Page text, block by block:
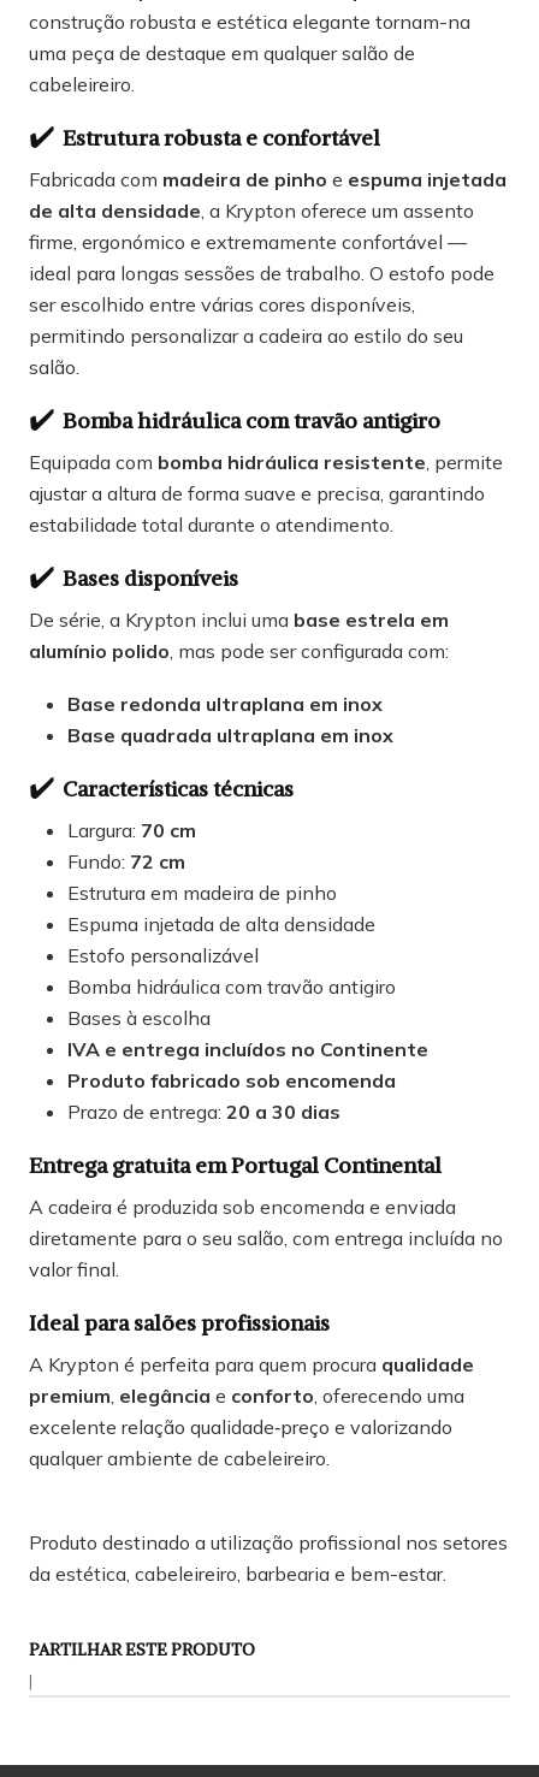
construção robusta e estética elegante tornam-na
uma peça de destaque em qualquer salão de
cabeleireiro.
✔️ Estrutura robusta e confortável
Fabricada com madeira de pinho e espuma injetada
de alta densidade, a Krypton oferece um assento
firme, ergonómico e extremamente confortável —
ideal para longas sessões de trabalho. O estofo pode
ser escolhido entre várias cores disponíveis,
permitindo personalizar a cadeira ao estilo do seu
salão.
✔️ Bomba hidráulica com travão antigiro
Equipada com bomba hidráulica resistente, permite
ajustar a altura de forma suave e precisa, garantindo
estabilidade total durante o atendimento.
✔️ Bases disponíveis
De série, a Krypton inclui uma base estrela em
alumínio polido, mas pode ser configurada com:
Base redonda ultraplana em inox
Base quadrada ultraplana em inox
✔️ Características técnicas
Largura: 70 cm
Fundo: 72 cm
Estrutura em madeira de pinho
Espuma injetada de alta densidade
Estofo personalizável
Bomba hidráulica com travão antigiro
Bases à escolha
IVA e entrega incluídos no Continente
Produto fabricado sob encomenda
Prazo de entrega: 20 a 30 dias
Entrega gratuita em Portugal Continental
A cadeira é produzida sob encomenda e enviada
diretamente para o seu salão, com entrega incluída no
valor final.
Ideal para salões profissionais
A Krypton é perfeita para quem procura qualidade
premium, elegância e conforto, oferecendo uma
excelente relação qualidade‑preço e valorizando
qualquer ambiente de cabeleireiro.
Produto destinado a utilização profissional nos setores
da estética, cabeleireiro, barbearia e bem-estar.
PARTILHAR ESTE PRODUTO
|